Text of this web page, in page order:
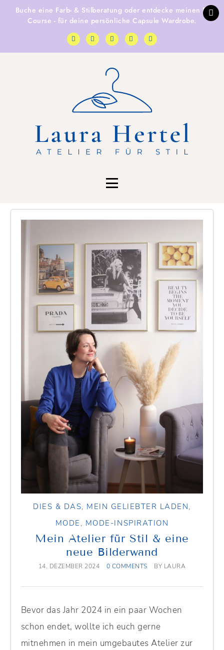
Buche eine Farb- & Stilberatung oder entdecke meinen E-
Course - für deine persönliche Capsule Wardrobe.
DIES & DAS, MEIN GELIEBTER LADEN,
MODE , MODE-INSPIRATION
Mein Atelier für Stil & eine
neue Bilderwand
14. DEZEMBER 2024 0 COMMENTS BY LAURA
Bevor das Jahr 2024 in ein paar Wochen
schon endet, wollte ich euch gerne
mitnehmen in mein umgebautes Atelier zur